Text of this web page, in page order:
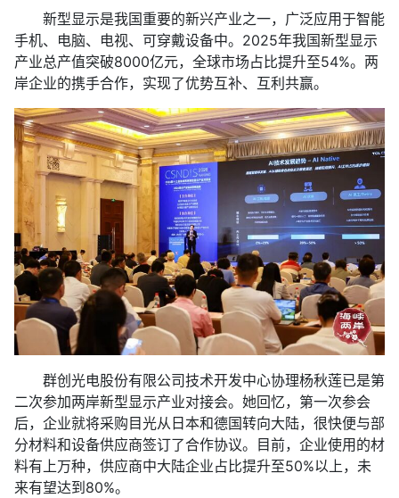
新型显示是我国重要的新兴产业之一，广泛应用于智能
手机、电脑、电视、可穿戴设备中。2025年我国新型显示
产业总产值突破8000亿元，全球市场占比提升至54%。两
岸企业的携手合作，实现了优势互补、互利共赢。
群创光电股份有限公司技术开发中心协理杨秋莲已是第
二次参加两岸新型显示产业对接会。她回忆，第一次参会
后，企业就将采购目光从日本和德国转向大陆，很快便与部
分材料和设备供应商签订了合作协议。目前，企业使用的材
料有上万种，供应商中大陆企业占比提升至50%以上，未
来有望达到80%。